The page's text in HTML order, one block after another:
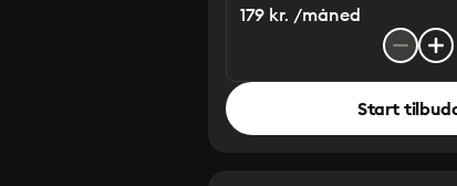
179 kr. /måned
Start